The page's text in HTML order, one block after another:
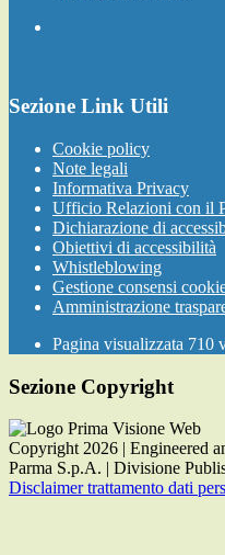
Sezione Link Utili
Cookie policy
Note legali
Informativa Privacy
Ufficio Relazioni con il
Dichiarazione di
Obiettivi di accessibilità
Whistleblowing
Gestione consensi
Amministrazione
Pagina visualizzata 710
Sezione Copyright
Copyright 2026 | Engineered
Parma S.p.A. | Divisione
Disclaimer trattamento dati